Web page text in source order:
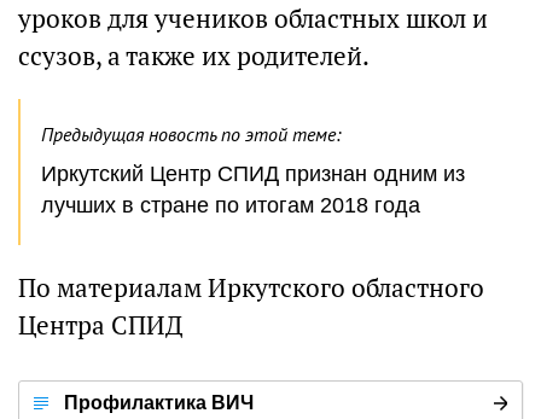
уроков для учеников областных школ и
ссузов, а также их родителей.
Предыдущая новость по этой теме:
Иркутский Центр СПИД признан одним из
лучших в стране по итогам 2018 года
По материалам Иркутского областного
Центра СПИД
Профилактика ВИЧ